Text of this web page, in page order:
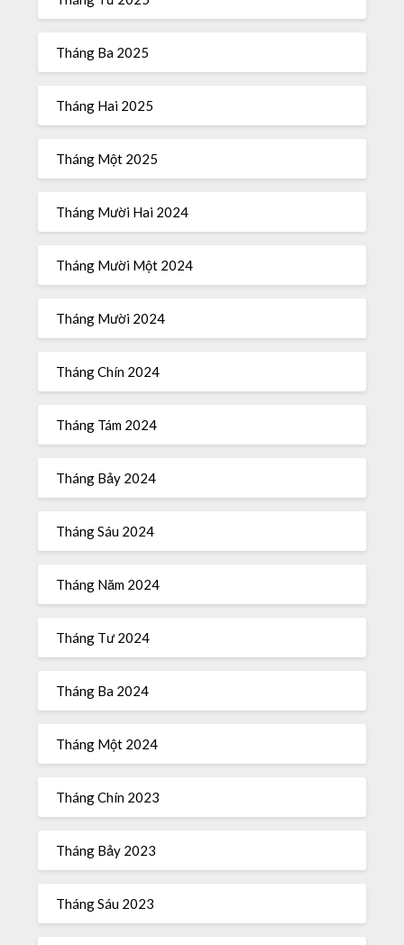
Tháng Ba 2025
Tháng Hai 2025
Tháng Một 2025
Tháng Mười Hai 2024
Tháng Mười Một 2024
Tháng Mười 2024
Tháng Chín 2024
Tháng Tám 2024
Tháng Bảy 2024
Tháng Sáu 2024
Tháng Năm 2024
Tháng Tư 2024
Tháng Ba 2024
Tháng Một 2024
Tháng Chín 2023
Tháng Bảy 2023
Tháng Sáu 2023